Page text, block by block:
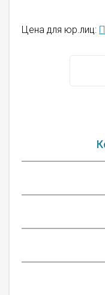
Цена для юр.лиц: